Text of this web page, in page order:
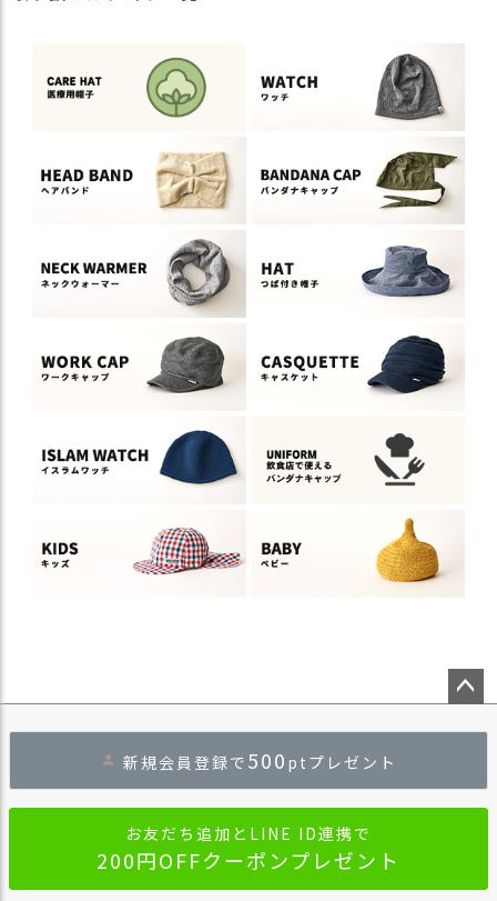
ジト
へ
新規会員登録で 500 ptプレゼント
お友だち追加とLINE ID連携で
200円OFFクーポンプレゼント